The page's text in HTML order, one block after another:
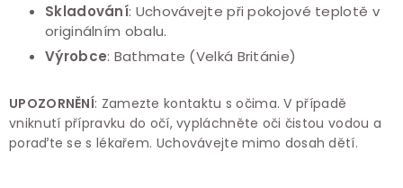
Skladování: Uchovávejte při pokojové teplotě v
originálním obalu.
Výrobce: Bathmate (Velká Británie)
UPOZORNĚNÍ: Zamezte kontaktu s očima. V případě
vniknutí přípravku do očí, vypláchněte oči čistou vodou a
poraďte se s lékařem. Uchovávejte mimo dosah dětí.